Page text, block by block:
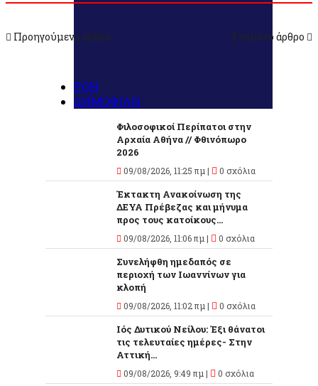
Προηγούμενο άρθρο Επόμενο άρθρο
ΡΟΗ
ΔΗΜΟΦΙΛΗ
Φιλοσοφικοί Περίπατοι στην
Αρχαία Αθήνα // Φθινόπωρο
2026
09/08/2026, 11:25 πμ | 0 σχόλια
Έκτακτη Ανακοίνωση της
ΔΕΥΑ Πρέβεζας και μήνυμα
προς τους κατοίκους...
09/08/2026, 11:06 πμ | 0 σχόλια
Συνελήφθη ημεδαπός σε
περιοχή των Ιωαννίνων για
κλοπή
09/08/2026, 11:02 πμ | 0 σχόλια
Ιός Δυτικού Νείλου: Έξι θάνατοι
τις τελευταίες ημέρες- Στην
Αττική...
09/08/2026, 9:49 πμ | 0 σχόλια